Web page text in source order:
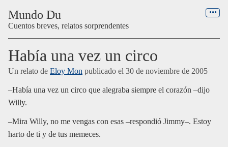
Mundo Du
Cuentos breves, relatos sorprendentes
Menú
Había una vez un circo
Un relato de Eloy Mon publicado el 30 de noviembre de 2005
–Había una vez un circo que alegraba siempre el corazón –dijo
Willy.
–Mira Willy, no me vengas con esas –respondió Jimmy–. Estoy
harto de ti y de tus memeces.